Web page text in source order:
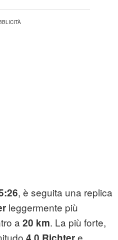
, è seguita una replica
leggermente più
a 20 km. La più forte,